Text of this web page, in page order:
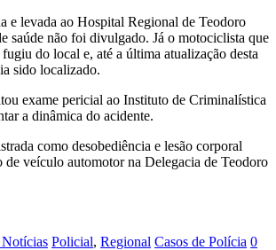
e levada ao Hospital Regional de Teodoro
saúde não foi divulgado. Já o motociclista que
do local e, até a última atualização desta
sido localizado.
exame pericial ao Instituto de Criminalística
a dinâmica do acidente.
como desobediência e lesão corporal
de veículo automotor na Delegacia de Teodoro
Policial, Regional Casos de Polícia 0